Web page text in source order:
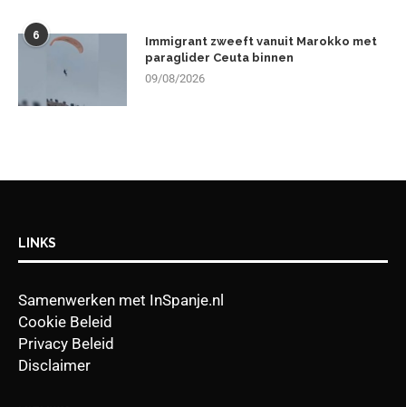
6
Immigrant zweeft vanuit Marokko met
paraglider Ceuta binnen
09/08/2026
LINKS
Samenwerken met InSpanje.nl
Cookie Beleid
Privacy Beleid
Disclaimer